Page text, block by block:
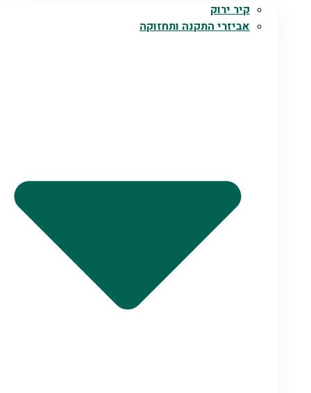
קיר ירוק
אביזרי התקנה ותחזוקה